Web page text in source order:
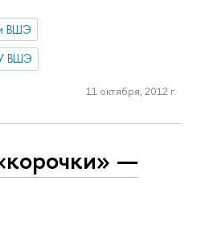
ВШЭ
ВШЭ
11 октября, 2012 г.
—